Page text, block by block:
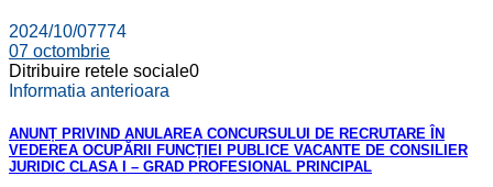
2024/10/07774
07 octombrie
Ditribuire retele sociale0
Informatia anterioara
ANUNȚ PRIVIND ANULAREA CONCURSULUI DE RECRUTARE ÎN
VEDEREA OCUPĂRII FUNCȚIEI PUBLICE VACANTE DE CONSILIER
JURIDIC CLASA I – GRAD PROFESIONAL PRINCIPAL